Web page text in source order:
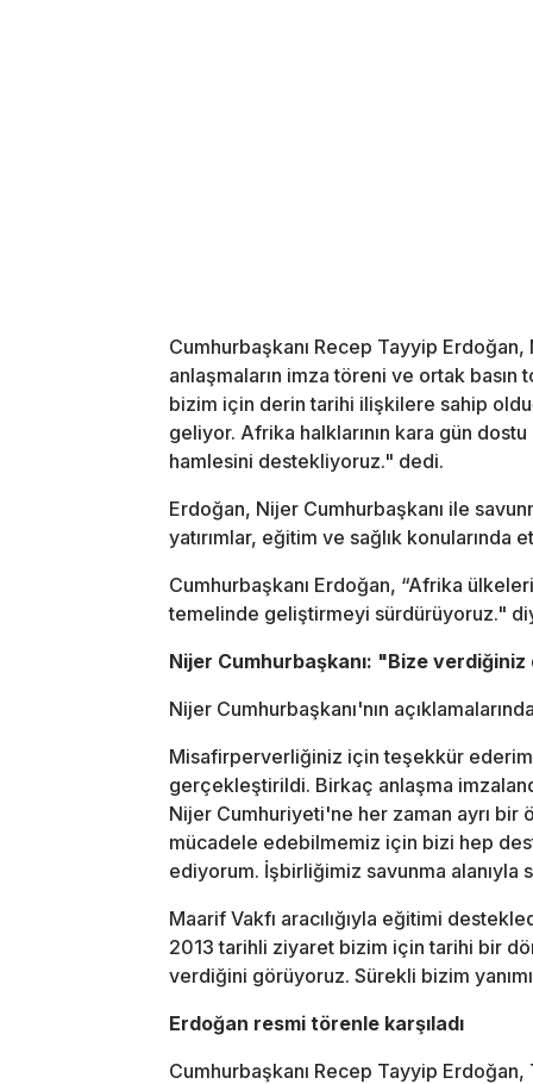
Cumhurbaşkanı Recep Tayyip
anlaşmaların imza töreni ve ortak basın
bizim için derin tarihi ilişkilere sahip
geliyor. Afrika halklarının kara gün
hamlesini destekliyoruz." dedi.
Erdoğan, Nijer Cumhurbaşkanı ile
yatırımlar, eğitim ve sağlık
Cumhurbaşkanı Erdoğan, “Afrika
temelinde geliştirmeyi sürdürüyoruz."
Nijer Cumhurbaşkanı: "Bize
Nijer Cumhurbaşkanı'nın
Misafirperverliğiniz için teşekkür
gerçekleştirildi. Birkaç anlaşma
Nijer Cumhuriyeti'ne her zaman ayrı bir
mücadele edebilmemiz için bizi hep
ediyorum. İşbirliğimiz savunma alanıyla
Maarif Vakfı aracılığıyla eğitimi
2013 tarihli ziyaret bizim için tarihi bir
verdiğini görüyoruz. Sürekli bizim
Erdoğan resmi törenle karşıladı
Cumhurbaşkanı Recep Tayyip